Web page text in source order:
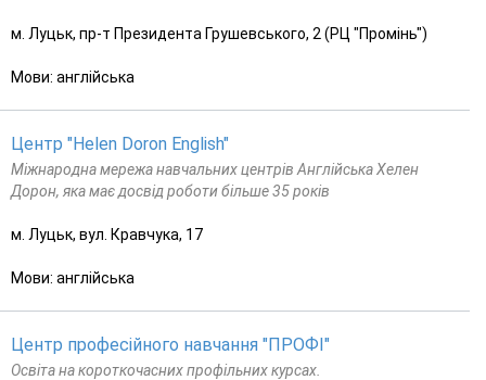
м. Луцьк, пр-т Президента Грушевського, 2 (РЦ "Промінь")
Мови: англійська
Центр "Helen Doron English"
Міжнародна мережа навчальних центрів Англійська Хелен
Дорон, яка має досвід роботи більше 35 років
м. Луцьк, вул. Кравчука, 17
Мови: англійська
Центр професійного навчання "ПРОФІ"
Освіта на короткочасних профільних курсах.